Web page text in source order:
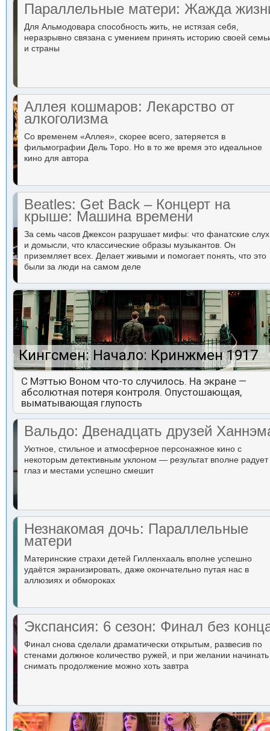
Параллельные матери: Жажда
Для Альмодовара способность жить, не истязая себя,
неразрывно связана с умением принять историю своей
и страны
Аллея кошмаров: Лекарство от
алкоголизма
Со временем «Аллея», скорее всего, затеряется в
фильмографии Дель Торо. Но в то же время это идеальное
кино для автора
Beatles: Get Back – Концерт на
крыше: Машина времени
За семь часов Джексон разрушает мифы: что фанатские
и домысли, что классические образы музыкантов. Он
приземляет всех. Делает живыми и помогает понять, что это
были за люди на самом деле
Кингсмен: Начало: Кринжмен 1917
С Мэттью Воном что-то случилось. На экране —
абсолютная потеря контроля. Опустошающая,
выматывающая глупость
Вальдо: Двенадцать друзей
Уютное, стильное и атмосферное персонажное кино с
некоторым детективным уклоном — результат вполне радует
глаз и местами успешно смешит
Незнакомая дочь: Параллельные
матери
Материнские страхи детей Гилленхааль вполне успешно
удаётся экранизировать, даже окончательно путая нас в
аллюзиях и обмороках
Экспансия: 6 сезон: Финал без
Финал снова сделали драматически открытым, развесив по
стенами должное количество ружей, и при желании начинать
снимать продолжение можно хоть завтра